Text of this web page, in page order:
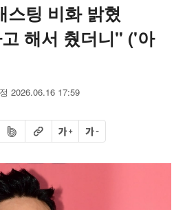
스팅 비화 밝혔
해서 췄더니" ('아
2026.06.16 17:59
기
기공유하기
밴드 공유하기
URL복사글자 크게글자 작게